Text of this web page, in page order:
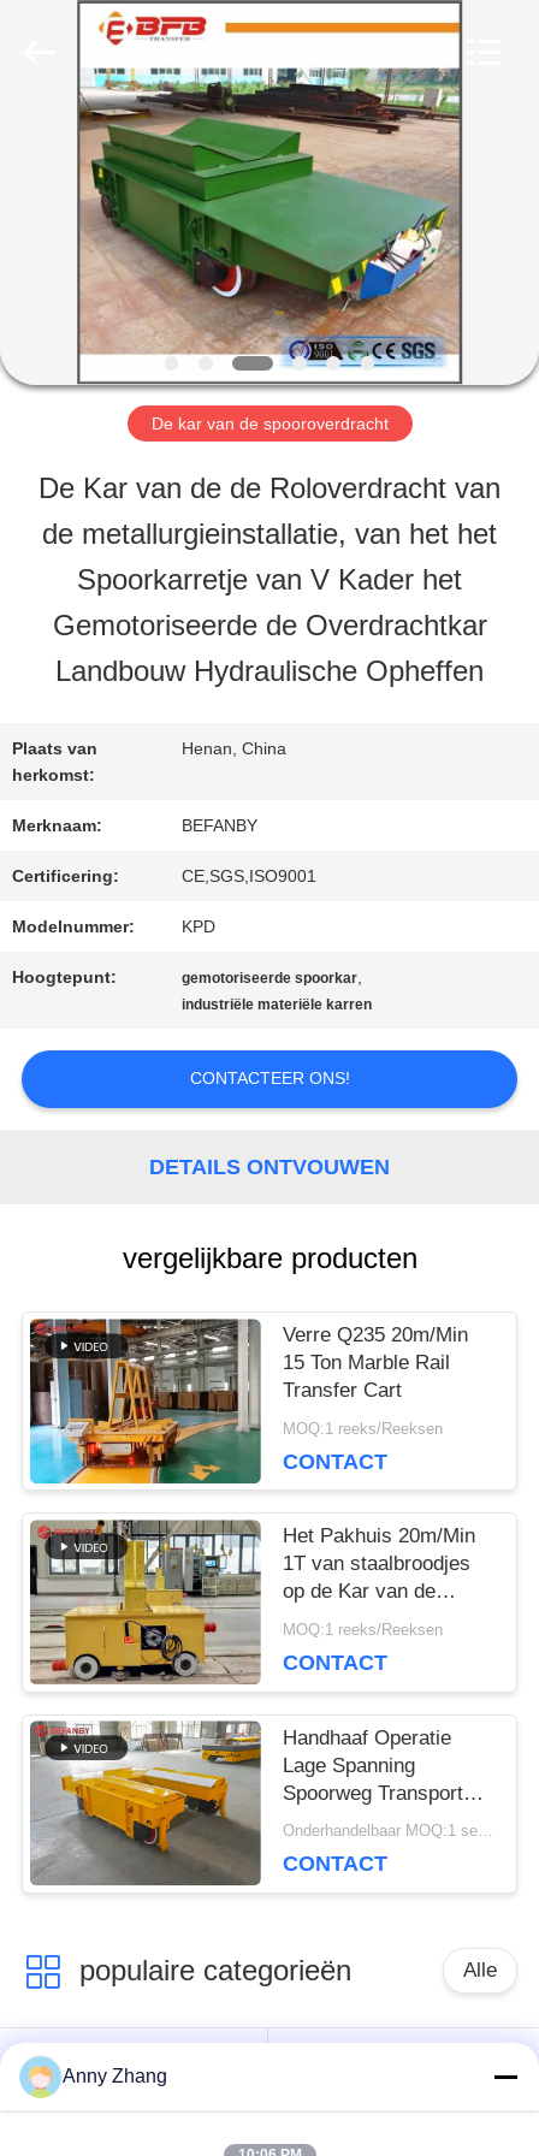
HUIS
PRODUCTEN
ONGEVEER
ONS
KWALITEITSCONTROLE
CONTACTEER
ONS
NIEUWS
VERZOEK
OM EEN
CITAAT
SITEMAP
De kar van de spooroverdracht
De Kar van de de Roloverdracht van
de metallurgieinstallatie, van het het
Spoorkarretje van V Kader het
Gemotoriseerde de Overdrachtkar
Landbouw Hydraulische Opheffen
Plaats van
herkomst:
Henan, China
Merknaam: BEFANBY
Certificering: CE,SGS,ISO9001
Modelnummer: KPD
Hoogtepunt: gemotoriseerde spoorkar,
industriële materiële karren
CONTACTEER ONS!
DETAILS ONTVOUWEN
vergelijkbare producten
Verre Q235 20m/Min
15 Ton Marble Rail
Transfer Cart
MOQ:1 reeks/Reeksen
CONTACT
Het Pakhuis 20m/Min
1T van staalbroodjes
op de Kar van de
Spooroverdracht
MOQ:1 reeks/Reeksen
CONTACT
Handhaaf Operatie
Lage Spanning
Spoorweg Transport
Cart Voor Industrieel
Onderhandelbaar MOQ:1 set/sets
CONTACT
populaire categorieën Alle
de kar van de
batterijoverdracht
Anny Zhang